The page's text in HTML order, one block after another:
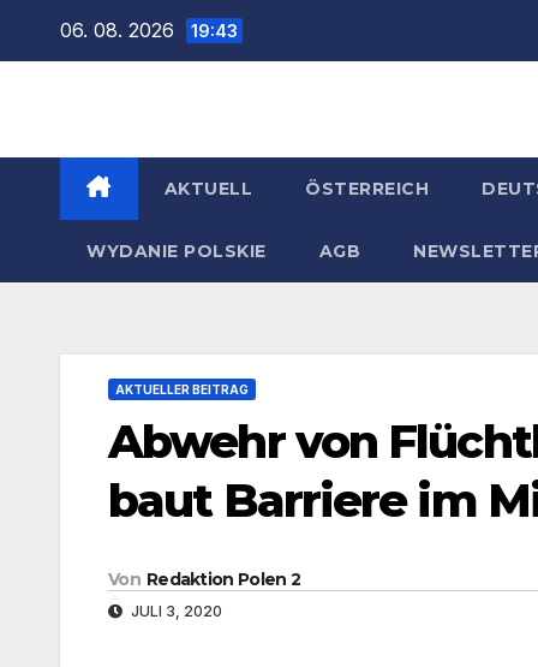
06. 08. 2026 19:43
AKTUELL ÖSTERREICH
WYDANIE POLSKIE AGB
AKTUELLER BEITRAG
Abwehr von
baut Barriere im
Von Redaktion Polen 2
JULI 3, 2020